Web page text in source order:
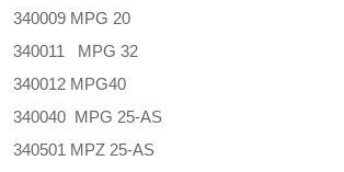
340009 MPG 20
340011 MPG 32
340012 MPG40
340040 MPG 25-AS
340501 MPZ 25-AS